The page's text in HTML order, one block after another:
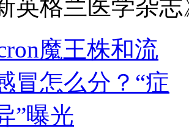
英格兰医学杂